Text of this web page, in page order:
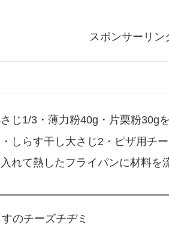
もやしレシピ
送されたのは3月5日・めざま
しテレビで特集されたのは、
丸ごと使い切るデリッシュキッ
月5日のめざましテレビで紹介